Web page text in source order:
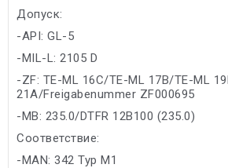
Допуск:
-API: GL-5
-MIL-L: 2105 D
-ZF: TE-ML 16C/TE-ML 17B/TE-ML
21A/Freigabenummer ZF000695
-MB: 235.0/DTFR 12B100 (235.0)
Соответствие:
-MAN: 342 Typ M1